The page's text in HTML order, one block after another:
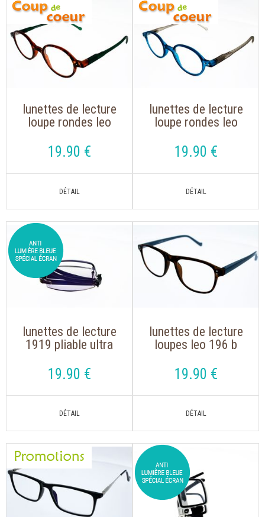
lunettes de lecture
loupe rondes leo
avec branches flex
19.90 €
lunettes de lecture
loupe rondes leo
avec branches flex
19.90 €
lunettes de lecture
1919 pliable ultra
les écrans
19.90 €
lunettes de lecture
loupes leo 196 b
19.90 €